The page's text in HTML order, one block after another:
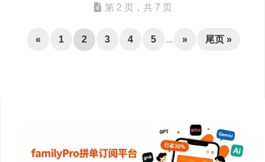
第 2 页，共 7 页
« 1 2 3 4 5 ... » 尾页 »